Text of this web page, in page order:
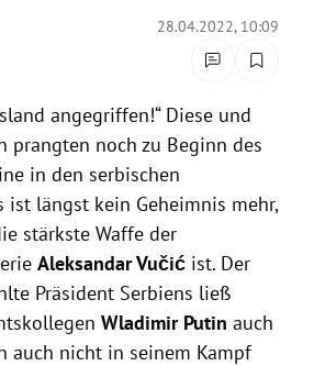
28.04.2022, 10:09
angegriffen!“ Diese und
prangten noch zu Beginn des
in den serbischen
ist längst kein Geheimnis mehr,
stärkste Waffe der
Aleksandar Vučić ist. Der
Präsident Serbiens ließ
Wladimir Putin auch
auch nicht in seinem Kampf